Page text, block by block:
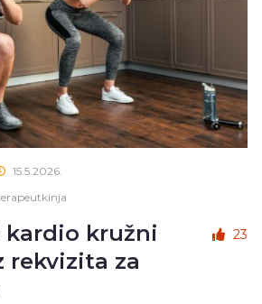
15.5.2026.
kružni
rekvizita za
23